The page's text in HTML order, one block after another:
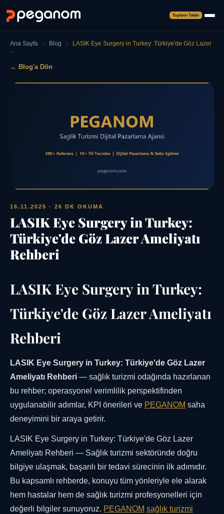
Toplantı Talebi
Ana Sayfa › Blog ›
LASIK Eye Surgery in Turkey: Türkiye'de Göz Lazer
...
← Blog'a Dön
16.11.2025 · 26 DK OKUMA
LASIK Eye Surgery in Turkey:
Türkiye'de Göz Lazer Ameliyatı
Rehberi
LASIK Eye Surgery in Turkey:
Türkiye'de Göz Lazer Ameliyatı
Rehberi
LASIK Eye Surgery in Turkey: Türkiye'de Göz Lazer
Ameliyatı Rehberi — sağlık turizmi odağında hazırlanan
bu rehber; operasyonel verimlilik perspektifinden
uygulanabilir adımlar, KPI önerileri ve PEGANOM saha
deneyimini bir araya getirir.
LASIK Eye Surgery in Turkey: Türkiye'de Göz Lazer
Ameliyatı Rehberi — Sağlık turizmi sektöründe doğru
bilgiye ulaşmak, başarılı bir tedavi sürecinin ilk adımıdır.
Bu kapsamlı rehberde, konuyu tüm yönleriyle ele alarak
hem hastalar hem de sağlık turizmi profesyonelleri için
değerli bilgiler sunuyoruz. PEGANOM sağlık turizmi